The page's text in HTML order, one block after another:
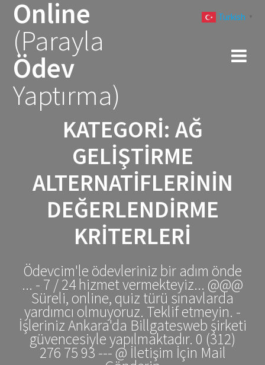
Online
(Parayla
Ödev
Yaptırma)
KATEGORI: AĞ
GELIŞTIRME
ALTERNATIFLERININ
DEĞERLENDIRME
KRITERLERI
Ödevcim'le ödevleriniz bir adım önde
... - 7 / 24 hizmet vermekteyiz... @@@
Süreli, online, quiz türü sınavlarda
yardımcı olmuyoruz. Teklif etmeyin. -
İşleriniz Ankara'da Billgatesweb şirketi
güvencesiyle yapılmaktadır. 0 (312)
276 75 93 --- @ İletişim İçin Mail
Turkish ▼